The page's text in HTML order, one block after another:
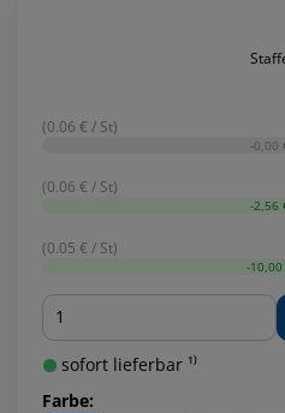
(0.06 € / St)
-0,00
(0.06 € / St)
-2,56
(0.05 € / St)
-10,00
Menge
sofort lieferbar ¹⁾
Farbe: